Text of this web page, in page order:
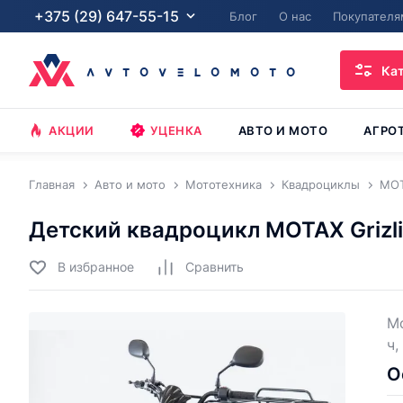
+375 (29) 647-55-15 Блог О нас
АКЦИИ УЦЕНКА АВТО И МОТО
Главная Авто и мото Мототехника Квадроциклы
Детский квадроцикл MOTAX
В избранное Cравнить